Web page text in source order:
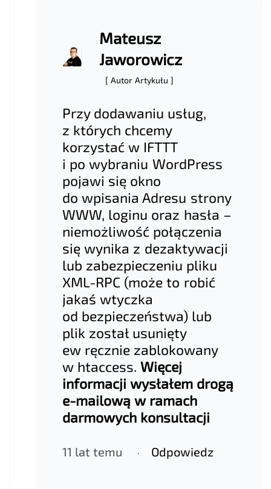
Mateusz
Jaworowicz
[ Autor Artykułu ]
Przy dodawaniu usług,
z których chcemy
korzystać w IFTTT
i po wybraniu WordPress
pojawi się okno
do wpisania Adresu strony
WWW, loginu oraz hasła –
niemożliwość połączenia
się wynika z dezaktywacji
lub zabezpieczeniu pliku
XML-RPC (może to robić
jakaś wtyczka
od bezpieczeństwa) lub
plik został usunięty
ew ręcznie zablokowany
w htaccess.Więcej
informacji wysłałem drogą
e-mailową w ramach
darmowych konsultacji
11 lat temu Odpowiedz